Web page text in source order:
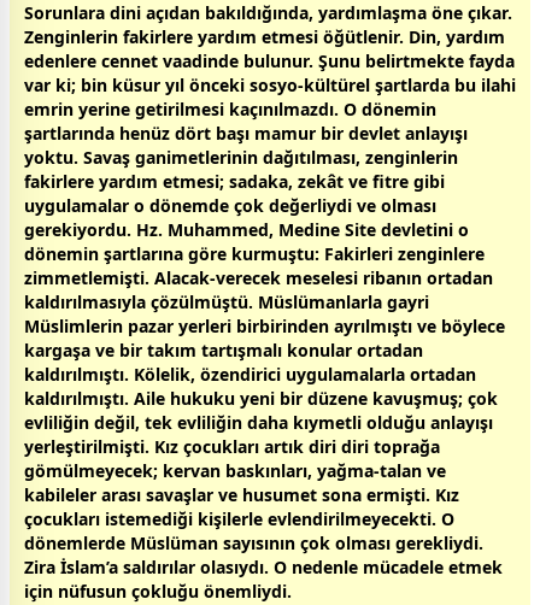
Sorunlara dini açıdan bakıldığında, yardımlaşma öne çıkar.
Zenginlerin fakirlere yardım etmesi öğütlenir. Din, yardım
edenlere cennet vaadinde bulunur. Şunu belirtmekte fayda
var ki; bin küsur yıl önceki sosyo-kültürel şartlarda bu ilahi
emrin yerine getirilmesi kaçınılmazdı. O dönemin
şartlarında henüz dört başı mamur bir devlet anlayışı
yoktu. Savaş ganimetlerinin dağıtılması, zenginlerin
fakirlere yardım etmesi; sadaka, zekât ve fitre gibi
uygulamalar o dönemde çok değerliydi ve olması
gerekiyordu. Hz. Muhammed, Medine Site devletini o
dönemin şartlarına göre kurmuştu: Fakirleri zenginlere
zimmetlemişti. Alacak-verecek meselesi ribanın ortadan
kaldırılmasıyla çözülmüştü. Müslümanlarla gayri
Müslimlerin pazar yerleri birbirinden ayrılmıştı ve böylece
kargaşa ve bir takım tartışmalı konular ortadan
kaldırılmıştı. Kölelik, özendirici uygulamalarla ortadan
kaldırılmıştı. Aile hukuku yeni bir düzene kavuşmuş; çok
evliliğin değil, tek evliliğin daha kıymetli olduğu anlayışı
yerleştirilmişti. Kız çocukları artık diri diri toprağa
gömülmeyecek; kervan baskınları, yağma-talan ve
kabileler arası savaşlar ve husumet sona ermişti. Kız
çocukları istemediği kişilerle evlendirilmeyecekti. O
dönemlerde Müslüman sayısının çok olması gerekliydi.
Zira İslam’a saldırılar olasıydı. O nedenle mücadele etmek
için nüfusun çokluğu önemliydi.